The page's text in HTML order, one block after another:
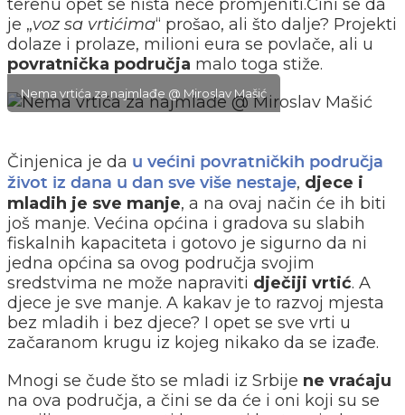
terenu opet se ništa neće promjeniti.Čini se da
je „voz sa vrtićima“ prošao, ali što dalje? Projekti
dolaze i prolaze, milioni eura se povlače, ali u
povratnička područja malo toga stiže.
Nema vrtića za najmlađe @ Miroslav Mašić
Činjenica je da u većini povratničkih područja
život iz dana u dan sve više nestaje, djece i
mladih je sve manje, a na ovaj način će ih biti
još manje. Većina općina i gradova su slabih
fiskalnih kapaciteta i gotovo je sigurno da ni
jedna općina sa ovog područja svojim
sredstvima ne može napraviti dječiji vrtić. A
djece je sve manje. A kakav je to razvoj mjesta
bez mladih i bez djece? I opet se sve vrti u
začaranom krugu iz kojeg nikako da se izađe.
Mnogi se čude što se mladi iz Srbije ne vraćaju
na ova područja, a čini se da će i oni koji su se